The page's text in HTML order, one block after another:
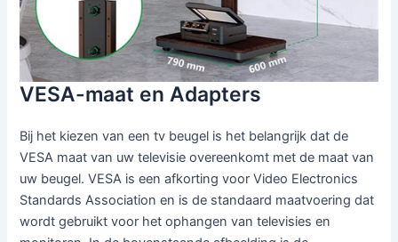
VESA-maat en Adapters
Bij het kiezen van een tv beugel is het belangrijk dat de
VESA maat van uw televisie overeenkomt met de maat van
uw beugel. VESA is een afkorting voor Video Electronics
Standards Association en is de standaard maatvoering dat
wordt gebruikt voor het ophangen van televisies en